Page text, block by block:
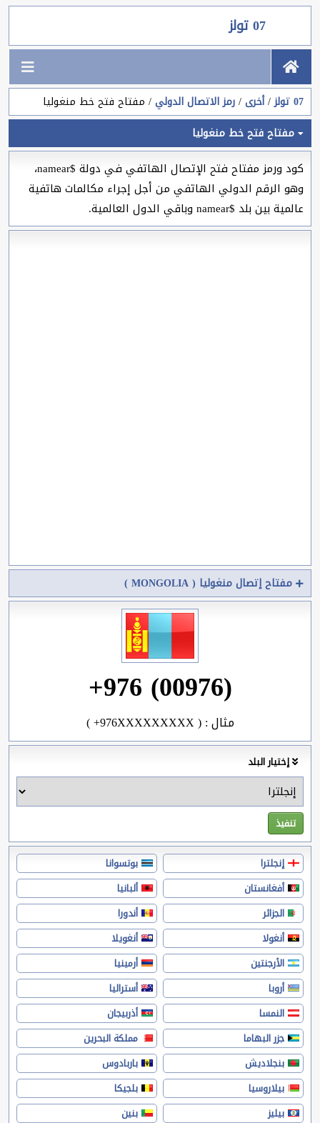
07 تولز
07 تولز أخرى رمز الاتصال الدولي مفتاح فتح خط منغوليا
مفتاح فتح خط منغوليا
كود ورمز مفتاح فتح الإتصال الهاتفي في دولة $namear،
وهو الرقم الدولي الهاتفي من أجل إجراء مكالمات هاتفية
عالمية بين بلد $namear وباقي الدول العالمية.
مفتاح إتصال منغوليا ( MONGOLIA )
+976 (00976)
( +976XXXXXXXXX ) : مثال
إختيار البلد
إنجلترا
بوتسوانا
أفغانستان
ألبانيا
الجزائر
أندورا
أنغولا
أنغويلا
الأرجنتين
أرمينيا
أروبا
أستراليا
النمسا
أذربيجان
جزر البهاما
مملكة البحرين
بنجلاديش
باربادوس
بيلاروسيا
بلجيكا
بيليز
بنين